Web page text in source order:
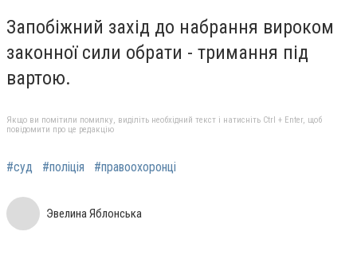
Запобіжний захід до набрання вироком
законної сили обрати - тримання під
вартою.
Якщо ви помітили помилку, виділіть необхідний текст і натисніть Ctrl + Enter, щоб
повідомити про це редакцію
#суд #поліція #правоохоронці
Эвелина Яблонська